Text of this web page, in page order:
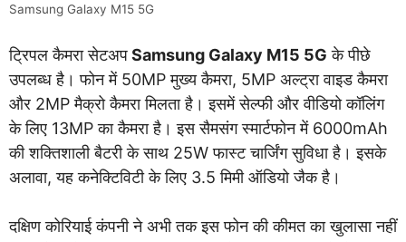
Samsung Galaxy M15 5G
ट्रिपल कैमरा सेटअपSamsung Galaxy M15 5G के पीछे
उपलब्ध है। फोन में 50MP मुख्य कैमरा, 5MP अल्ट्रा वाइड कैमरा
और 2MP मैक्रो कैमरा मिलता है। इसमें सेल्फी और वीडियो कॉलिंग
के लिए 13MP का कैमरा है। इस सैमसंग स्मार्टफोन में 6000mAh
की शक्तिशाली बैटरी के साथ 25W फास्ट चार्जिंग सुविधा है। इसके
अलावा, यह कनेक्टिविटी के लिए 3.5 मिमी ऑडियो जैक है।
दक्षिण कोरियाई कंपनी ने अभी तक इस फोन की कीमत का खुलासा नहीं